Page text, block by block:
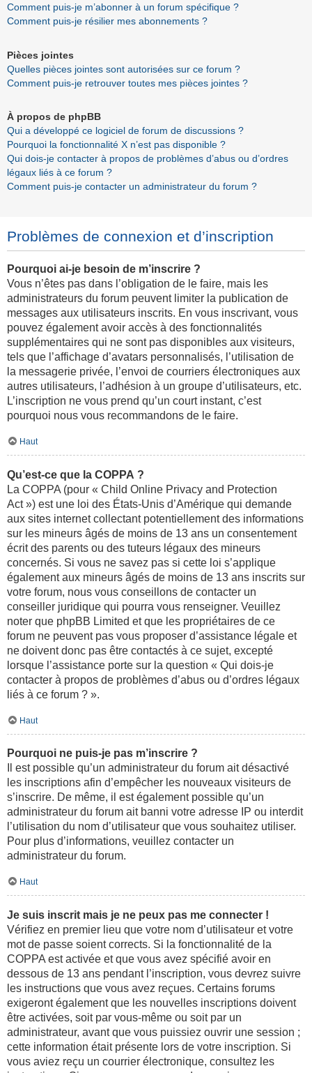
Comment puis-je m’abonner à un forum spécifique ?
Comment puis-je résilier mes abonnements ?
Pièces jointes
Quelles pièces jointes sont autorisées sur ce forum ?
Comment puis-je retrouver toutes mes pièces jointes ?
À propos de phpBB
Qui a développé ce logiciel de forum de discussions ?
Pourquoi la fonctionnalité X n’est pas disponible ?
Qui dois-je contacter à propos de problèmes d’abus ou d’ordres
légaux liés à ce forum ?
Comment puis-je contacter un administrateur du forum ?
Problèmes de connexion et d’inscription
Pourquoi ai-je besoin de m’inscrire ?
Vous n’êtes pas dans l’obligation de le faire, mais les
administrateurs du forum peuvent limiter la publication de
messages aux utilisateurs inscrits. En vous inscrivant, vous
pouvez également avoir accès à des fonctionnalités
supplémentaires qui ne sont pas disponibles aux visiteurs,
tels que l’affichage d’avatars personnalisés, l’utilisation de
la messagerie privée, l’envoi de courriers électroniques aux
autres utilisateurs, l’adhésion à un groupe d’utilisateurs, etc.
L’inscription ne vous prend qu’un court instant, c’est
pourquoi nous vous recommandons de le faire.
Haut
Qu’est-ce que la COPPA ?
La COPPA (pour « Child Online Privacy and Protection
Act ») est une loi des États-Unis d’Amérique qui demande
aux sites internet collectant potentiellement des informations
sur les mineurs âgés de moins de 13 ans un consentement
écrit des parents ou des tuteurs légaux des mineurs
concernés. Si vous ne savez pas si cette loi s’applique
également aux mineurs âgés de moins de 13 ans inscrits sur
votre forum, nous vous conseillons de contacter un
conseiller juridique qui pourra vous renseigner. Veuillez
noter que phpBB Limited et que les propriétaires de ce
forum ne peuvent pas vous proposer d’assistance légale et
ne doivent donc pas être contactés à ce sujet, excepté
lorsque l’assistance porte sur la question « Qui dois-je
contacter à propos de problèmes d’abus ou d’ordres légaux
liés à ce forum ? ».
Haut
Pourquoi ne puis-je pas m’inscrire ?
Il est possible qu’un administrateur du forum ait désactivé
les inscriptions afin d’empêcher les nouveaux visiteurs de
s’inscrire. De même, il est également possible qu’un
administrateur du forum ait banni votre adresse IP ou interdit
l’utilisation du nom d’utilisateur que vous souhaitez utiliser.
Pour plus d’informations, veuillez contacter un
administrateur du forum.
Haut
Je suis inscrit mais je ne peux pas me connecter !
Vérifiez en premier lieu que votre nom d’utilisateur et votre
mot de passe soient corrects. Si la fonctionnalité de la
COPPA est activée et que vous avez spécifié avoir en
dessous de 13 ans pendant l’inscription, vous devrez suivre
les instructions que vous avez reçues. Certains forums
exigeront également que les nouvelles inscriptions doivent
être activées, soit par vous-même ou soit par un
administrateur, avant que vous puissiez ouvrir une session ;
cette information était présente lors de votre inscription. Si
vous aviez reçu un courrier électronique, consultez les